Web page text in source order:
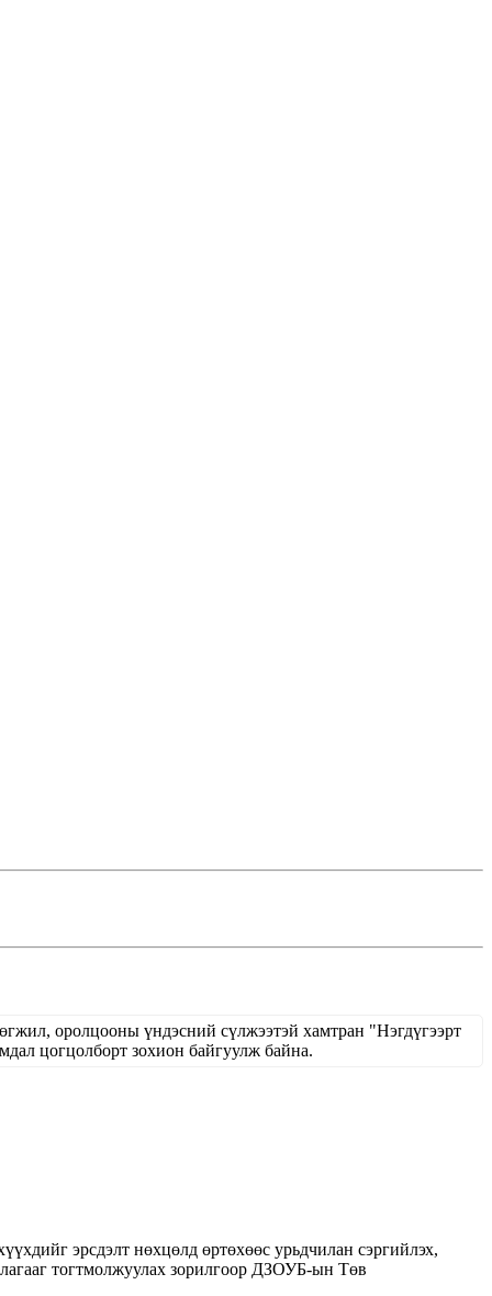
оролцооны үндэсний сүлжээтэй хамтран "Нэгдүгээрт
цогцолборт зохион байгуулж байна.
эрсдэлт нөхцөлд өртөхөөс урьдчилан сэргийлэх,
тогтмолжуулах зорилгоор ДЗОУБ-ын Төв